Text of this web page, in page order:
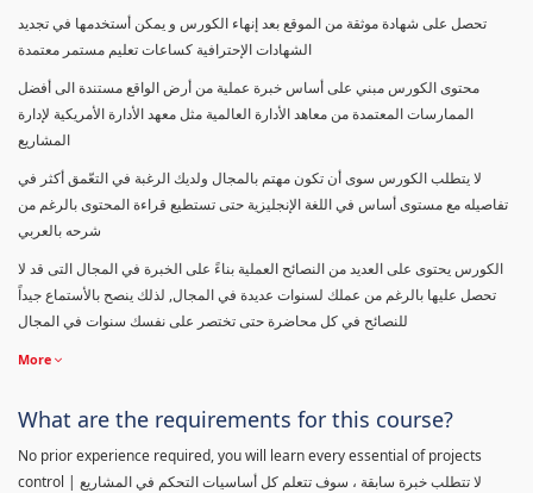
تحصل على شهادة موثقة من الموقع بعد إنهاء الكورس و يمكن أستخدمها في تجديد
الشهادات الإحترافية كساعات تعليم مستمر معتمدة
محتوى الكورس مبني على أساس خبرة عملية من أرض الواقع مستندة الى أفضل
الممارسات المعتمدة من معاهد الأدارة العالمية مثل معهد الأدارة الأمريكية لإدارة
المشاريع
لا يتطلب الكورس سوى أن تكون مهتم بالمجال ولديك الرغبة في التعّمق أكثر في
تفاصيله مع مستوى أساس في اللغة الإنجليزية حتى تستطيع قراءة المحتوى بالرغم من
شرحه بالعربي
الكورس يحتوى على العديد من النصائح العملية بناءً على الخبرة في المجال التى قد لا
تحصل عليها بالرغم من عملك لسنوات عديدة في المجال, لذلك ينصح بالأستماع جيداً
للنصائح في كل محاضرة حتى تختصر على نفسك سنوات في المجال
More
What are the requirements for this course?
No prior experience required, you will learn every essential of projects
control | لا تتطلب خبرة سابقة ، سوف تتعلم كل أساسيات التحكم في المشاريع